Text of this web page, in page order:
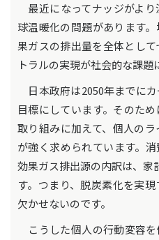
最近になってナッジがよ
球温暖化の問題があります
果ガスの排出量を全体とし
トラルの実現が社会的な課題
日本政府は2050年までに
目標にしています。そのた
取り組みに加えて、個人の
が強く求められています。
効果ガス排出源の内訳は、家
す。つまり、脱炭素化を実
欠かせないのです。
こうした個人の行動変容